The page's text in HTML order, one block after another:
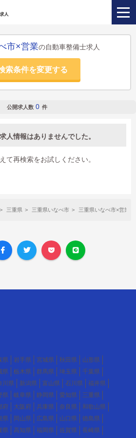
市×営業の自動車整備士求人
索条件を変更する
公開求人数 0 件
人情報はありませんでした。
て再検索をお試しください。
三重県 三重県いなべ市 三重県いなべ市×営業
県 岩手県 宮城県 秋田県
山形県
県 栃木県 群馬県 埼玉県
千葉県
川県 新潟県 富山県 石川県
福井県
県 岐阜県 静岡県 愛知県
三重県
府 大阪府 兵庫県 奈良県
和歌山県
県 岡山県 広島県 山口県
徳島県
県 高知県 福岡県 佐賀県 長崎県